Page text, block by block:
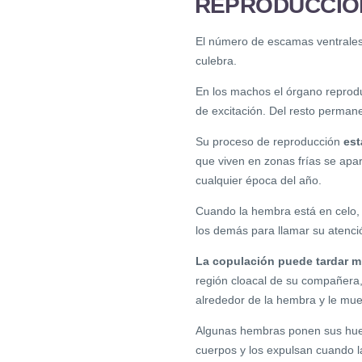
El número de escamas
culebra.
En los machos el órgano
de excitación. Del resto
Su proceso de reproducción
que viven en zonas frías se
cualquier época del año.
Cuando la hembra está en
los demás para llamar su
La copulación puede tardar
región cloacal de su
alrededor de la hembra y le
Algunas hembras ponen sus
cuerpos y los expulsan cuando